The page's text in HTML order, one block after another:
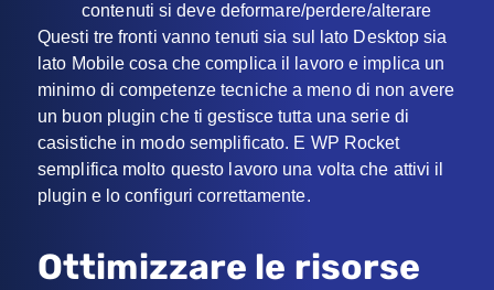
contenuti si deve deformare/perdere/alterare
Questi tre fronti vanno tenuti sia sul lato Desktop sia
lato Mobile cosa che complica il lavoro e implica un
minimo di competenze tecniche a meno di non avere
un buon plugin che ti gestisce tutta una serie di
casistiche in modo semplificato. E WP Rocket
semplifica molto questo lavoro una volta che attivi il
plugin e lo configuri correttamente.
Ottimizzare le risorse